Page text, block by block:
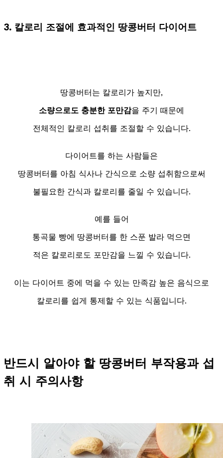
3. 칼로리 조절에 효과적인 땅콩버터 다이어트
땅콩버터는 칼로리가 높지만,
소량으로도 충분한 포만감을 주기 때문에
전체적인 칼로리 섭취를 조절할 수 있습니다.
다이어트를 하는 사람들은
땅콩버터를 아침 식사나 간식으로 소량 섭취함으로써
불필요한 간식과 칼로리를 줄일 수 있습니다.
예를 들어
통곡물 빵에 땅콩버터를 한 스푼 발라 먹으면
적은 칼로리로도 포만감을 느낄 수 있습니다.
이는 다이어트 중에 먹을 수 있는 만족감 높은 음식으로
칼로리를 쉽게 통제할 수 있는 식품입니다.
반드시 알아야 할 땅콩버터 부작용과 섭
취 시 주의사항